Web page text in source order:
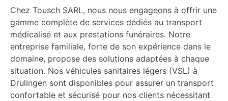
Chez Tousch SARL, nous nous engageons à offrir une
gamme complète de services dédiés au transport
médicalisé et aux prestations funéraires. Notre
entreprise familiale, forte de son expérience dans le
domaine, propose des solutions adaptées à chaque
situation. Nos véhicules sanitaires légers (VSL) à
Drulingen sont disponibles pour assurer un transport
confortable et sécurisé pour nos clients nécessitant